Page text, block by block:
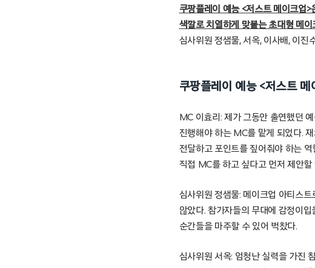
쿠팡플레이 예능 <저스트 메이크업
색깔로 치열하게 맞붙는 초대형 메이
심사위원 정샘물, 서옥, 이사배, 이
쿠팡플레이 예능 <저스트 메
MC 이효리: 제가 그동안 출연했던
진행해야 하는 MC를 맡게 되었다.
전달하고 포인트를 짚어줘야 하는
직접 MC를 하고 싶다고 먼저 제안할
심사위원 정샘물: 메이크업 아티스
않았다. 참가자들의 무대에 감정이
순간들을 마주할 수 있어 벅찼다.
심사위원 서옥: 엄청난 실력을 가진